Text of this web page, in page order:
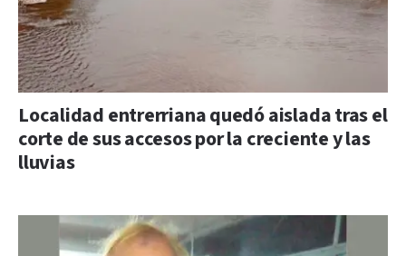
Localidad entrerriana quedó aislada tras el
corte de sus accesos por la creciente y las
lluvias